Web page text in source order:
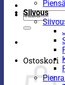
Etsi:
Ostoskori
Siivous